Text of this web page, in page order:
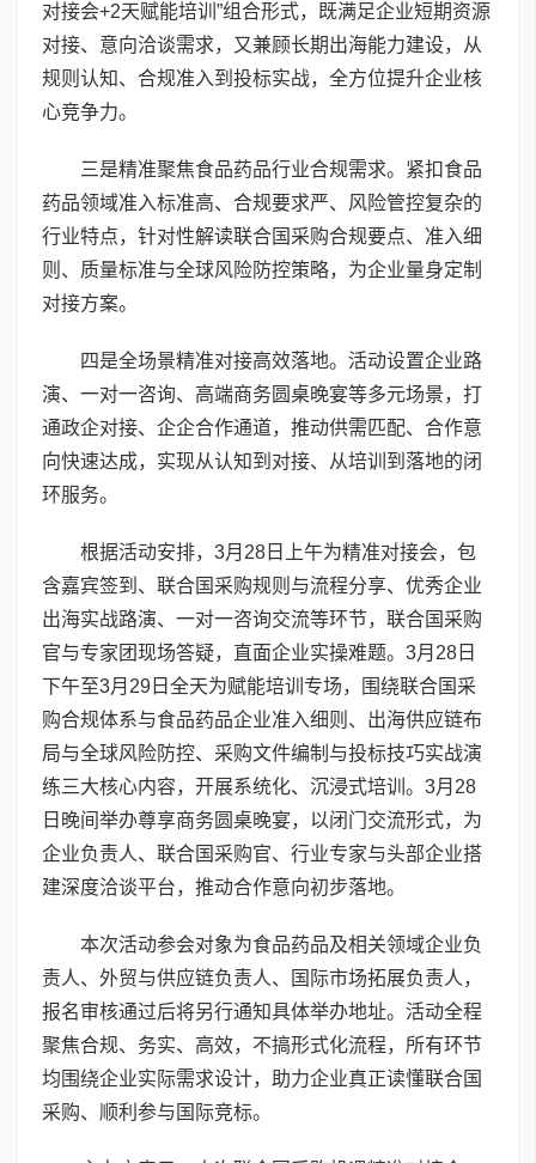
对接会+2天赋能培训”组合形式，既满足企业短期资源
对接、意向洽谈需求，又兼顾长期出海能力建设，从
规则认知、合规准入到投标实战，全方位提升企业核
心竞争力。
三是精准聚焦食品药品行业合规需求。紧扣食品
药品领域准入标准高、合规要求严、风险管控复杂的
行业特点，针对性解读联合国采购合规要点、准入细
则、质量标准与全球风险防控策略，为企业量身定制
对接方案。
四是全场景精准对接高效落地。活动设置企业路
演、一对一咨询、高端商务圆桌晚宴等多元场景，打
通政企对接、企企合作通道，推动供需匹配、合作意
向快速达成，实现从认知到对接、从培训到落地的闭
环服务。
根据活动安排，3月28日上午为精准对接会，包
含嘉宾签到、联合国采购规则与流程分享、优秀企业
出海实战路演、一对一咨询交流等环节，联合国采购
官与专家团现场答疑，直面企业实操难题。3月28日
下午至3月29日全天为赋能培训专场，围绕联合国采
购合规体系与食品药品企业准入细则、出海供应链布
局与全球风险防控、采购文件编制与投标技巧实战演
练三大核心内容，开展系统化、沉浸式培训。3月28
日晚间举办尊享商务圆桌晚宴，以闭门交流形式，为
企业负责人、联合国采购官、行业专家与头部企业搭
建深度洽谈平台，推动合作意向初步落地。
本次活动参会对象为食品药品及相关领域企业负
责人、外贸与供应链负责人、国际市场拓展负责人，
报名审核通过后将另行通知具体举办地址。活动全程
聚焦合规、务实、高效，不搞形式化流程，所有环节
均围绕企业实际需求设计，助力企业真正读懂联合国
采购、顺利参与国际竞标。